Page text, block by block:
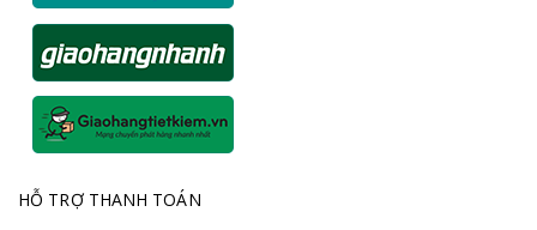
HỖ TRỢ THANH TOÁN